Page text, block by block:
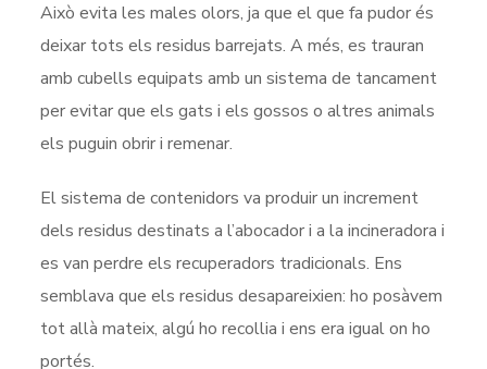
Això evita les males olors, ja que el que fa pudor és
deixar tots els residus barrejats. A més, es trauran
amb cubells equipats amb un sistema de tancament
per evitar que els gats i els gossos o altres animals
els puguin obrir i remenar.
El sistema de contenidors va produir un increment
dels residus destinats a l’abocador i a la incineradora i
es van perdre els recuperadors tradicionals. Ens
semblava que els residus desapareixien: ho posàvem
tot allà mateix, algú ho recollia i ens era igual on ho
portés.